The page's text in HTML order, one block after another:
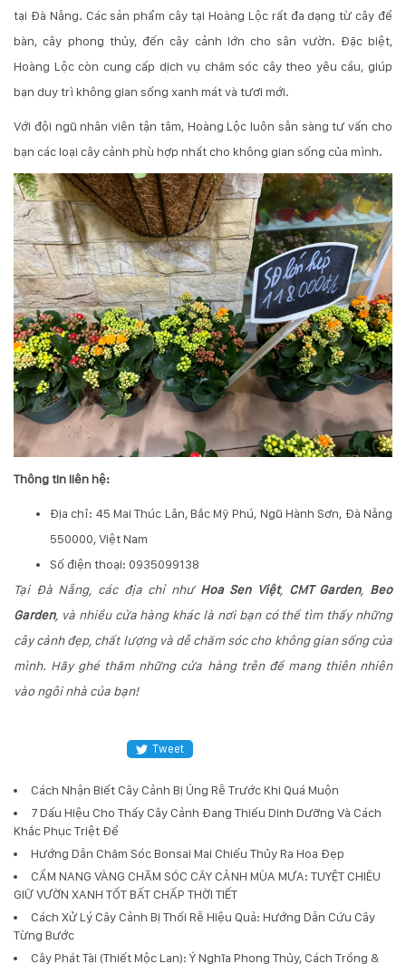
tại Đà Nẵng. Các sản phẩm cây tại Hoàng Lộc rất đa dạng từ cây để
bàn, cây phong thủy, đến cây cảnh lớn cho sân vườn. Đặc biệt,
Hoàng Lộc còn cung cấp dịch vụ chăm sóc cây theo yêu cầu, giúp
bạn duy trì không gian sống xanh mát và tươi mới.
Với đội ngũ nhân viên tận tâm, Hoàng Lộc luôn sẵn sàng tư vấn cho
bạn các loại cây cảnh phù hợp nhất cho không gian sống của mình.
Thông tin liên hệ:
Địa chỉ: 45 Mai Thúc Lân, Bắc Mỹ Phú, Ngũ Hành Sơn, Đà Nẵng
550000, Việt Nam
Số điện thoại: 0935099138
Tại Đà Nẵng, các địa chỉ như Hoa Sen Việt, CMT Garden, Beo
Garden, và nhiều cửa hàng khác là nơi bạn có thể tìm thấy những
cây cảnh đẹp, chất lượng và dễ chăm sóc cho không gian sống của
mình. Hãy ghé thăm những cửa hàng trên để mang thiên nhiên
vào ngôi nhà của bạn!
Tweet
Cách Nhận Biết Cây Cảnh Bị Úng Rễ Trước Khi Quá Muộn
7 Dấu Hiệu Cho Thấy Cây Cảnh Đang Thiếu Dinh Dưỡng Và Cách
Khắc Phục Triệt Để
Hướng Dẫn Chăm Sóc Bonsai Mai Chiếu Thủy Ra Hoa Đẹp
CẨM NANG VÀNG CHĂM SÓC CÂY CẢNH MÙA MƯA: TUYỆT CHIÊU
GIỮ VƯỜN XANH TỐT BẤT CHẤP THỜI TIẾT
Cách Xử Lý Cây Cảnh Bị Thối Rễ Hiệu Quả: Hướng Dẫn Cứu Cây
Từng Bước
Cây Phát Tài (Thiết Mộc Lan): Ý Nghĩa Phong Thủy, Cách Trồng &